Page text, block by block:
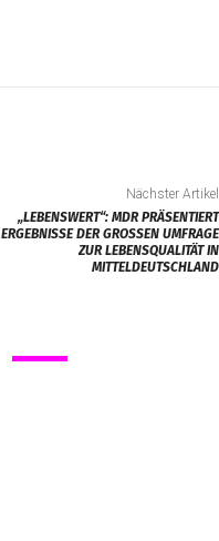
Nächster Artikel
„LEBENSWERT“: MDR PRÄSENTIERT
ERGEBNISSE DER GROSSEN UMFRAGE Z
UR LEBENSQUALITÄT IN M
ITTELDEUTSCHLAND